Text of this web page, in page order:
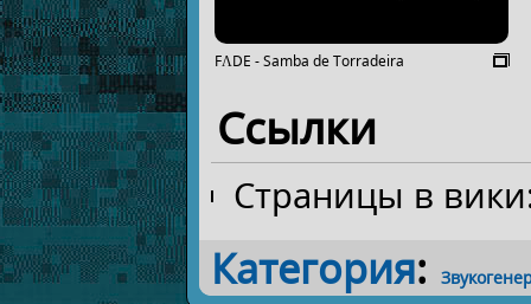
FΛDE - Samba de Torradeira
Ссылки
Страницы в
Категория: